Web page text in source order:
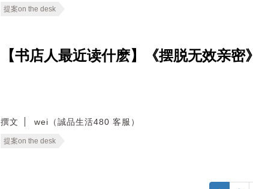
提案on the desk
【书店人最近读什麽】《摆脱无效亲密》
撰文 wei（誠品生活480 客服）
提案on the desk